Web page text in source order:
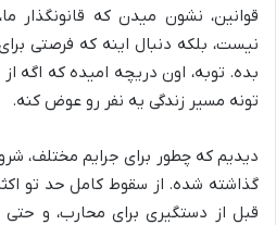
قوانین، نشون میدن که قانونگذار
نیست، بلکه دنبال اینه که فرصتی
بده. توبه، اون دریچه امیده که اگه
تونه مسیر زندگی یه نفر رو عوض کنه.
دیدیم که چطور برای جرایم مختلف،
گذاشته شده. از سقوط کامل حد تو
قبل از دستگیری برای محارب، و حتی